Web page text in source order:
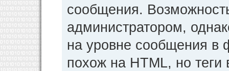
сообщения.
администратором,
на уровне сообщения в
похож на HTML, но теги